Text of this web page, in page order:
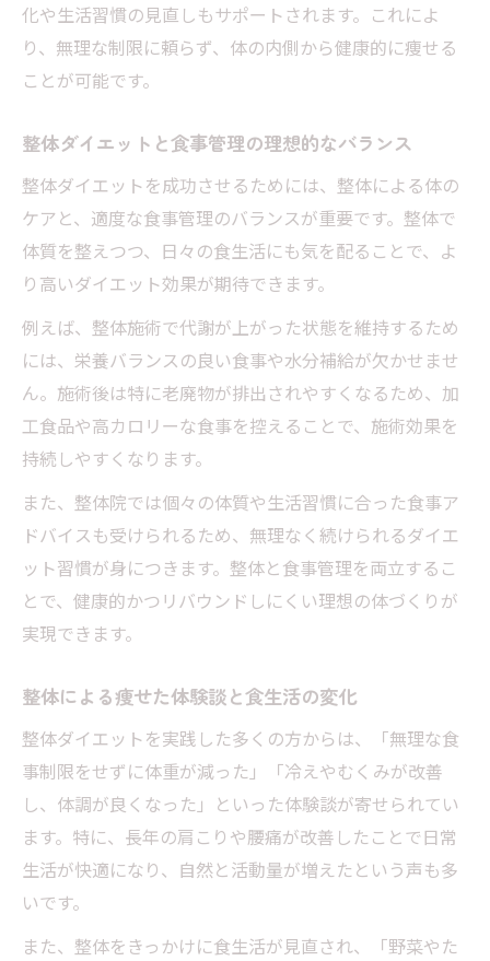
化や生活習慣の見直しもサポートされます。これによ
り、無理な制限に頼らず、体の内側から健康的に痩せる
ことが可能です。
整体ダイエットと食事管理の理想的なバランス
整体ダイエットを成功させるためには、整体による体の
ケアと、適度な食事管理のバランスが重要です。整体で
体質を整えつつ、日々の食生活にも気を配ることで、よ
り高いダイエット効果が期待できます。
例えば、整体施術で代謝が上がった状態を維持するため
には、栄養バランスの良い食事や水分補給が欠かせませ
ん。施術後は特に老廃物が排出されやすくなるため、加
工食品や高カロリーな食事を控えることで、施術効果を
持続しやすくなります。
また、整体院では個々の体質や生活習慣に合った食事ア
ドバイスも受けられるため、無理なく続けられるダイエ
ット習慣が身につきます。整体と食事管理を両立するこ
とで、健康的かつリバウンドしにくい理想の体づくりが
実現できます。
整体による痩せた体験談と食生活の変化
整体ダイエットを実践した多くの方からは、「無理な食
事制限をせずに体重が減った」「冷えやむくみが改善
し、体調が良くなった」といった体験談が寄せられてい
ます。特に、長年の肩こりや腰痛が改善したことで日常
生活が快適になり、自然と活動量が増えたという声も多
いです。
また、整体をきっかけに食生活が見直され、「野菜やた